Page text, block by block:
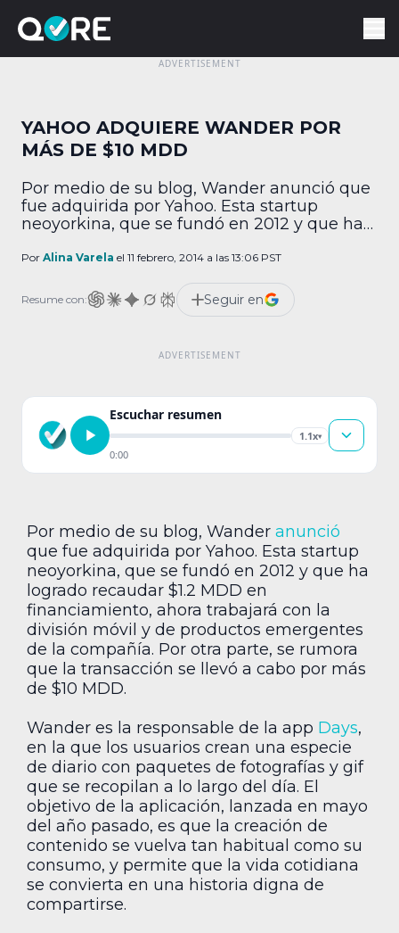
YAHOO ADQUIERE WANDER POR
MÁS DE $10 MDD
Por medio de su blog, Wander anunció que
fue adquirida por Yahoo. Esta startup
neoyorkina, que se fundó en 2012 y que ha
financiamiento, ahora trabajará con la
de la compañía. Por otra parte, se rumora
que la transacción se llevó a cabo por […]
Por Alina Varela el 11 febrero, 2014 a las 13:06 PST
Resume con: Seguir en
Escuchar resumen
1.1x▾
0:00
Por medio de su blog, Wander anunció
que fue adquirida por Yahoo. Esta startup
neoyorkina, que se fundó en 2012 y que ha
logrado recaudar $1.2 MDD en
financiamiento, ahora trabajará con la
división móvil y de productos emergentes
de la compañía. Por otra parte, se rumora
que la transacción se llevó a cabo por más
de $10 MDD.
Wander es la responsable de la app Days,
en la que los usuarios crean una especie
de diario con paquetes de fotografías y gif
que se recopilan a lo largo del día. El
objetivo de la aplicación, lanzada en mayo
del año pasado, es que la creación de
contenido se vuelva tan habitual como su
consumo, y permite que la vida cotidiana
se convierta en una historia digna de
compartirse.